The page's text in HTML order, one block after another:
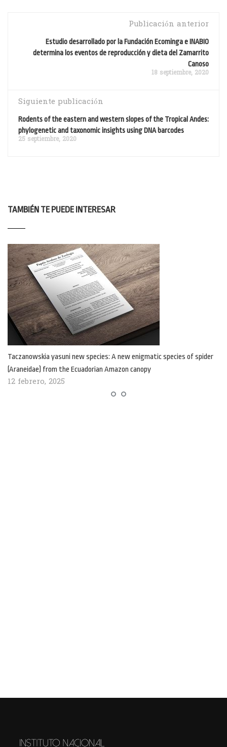
Publicación anterior
Estudio desarrollado por la Fundación Ecominga e INABIO
determina los eventos de reproducción y dieta del Zamarrito
Canoso
18 septiembre, 2020
Siguiente publicación
Rodents of the eastern and western slopes of the Tropical Andes:
phylogenetic and taxonomic insights using DNA barcodes
25 septiembre, 2020
TAMBIÉN TE PUEDE INTERESAR
Taczanowskia yasuni new species: A new enigmatic species of spider
(Araneidae) from the Ecuadorian Amazon canopy
12 febrero, 2025